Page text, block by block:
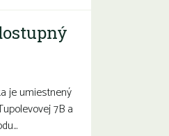
je umiestnený
7B a